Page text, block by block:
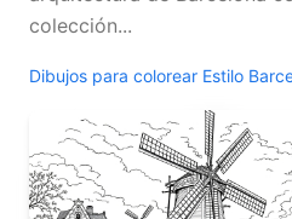
colección...
Dibujos para colorear Estilo